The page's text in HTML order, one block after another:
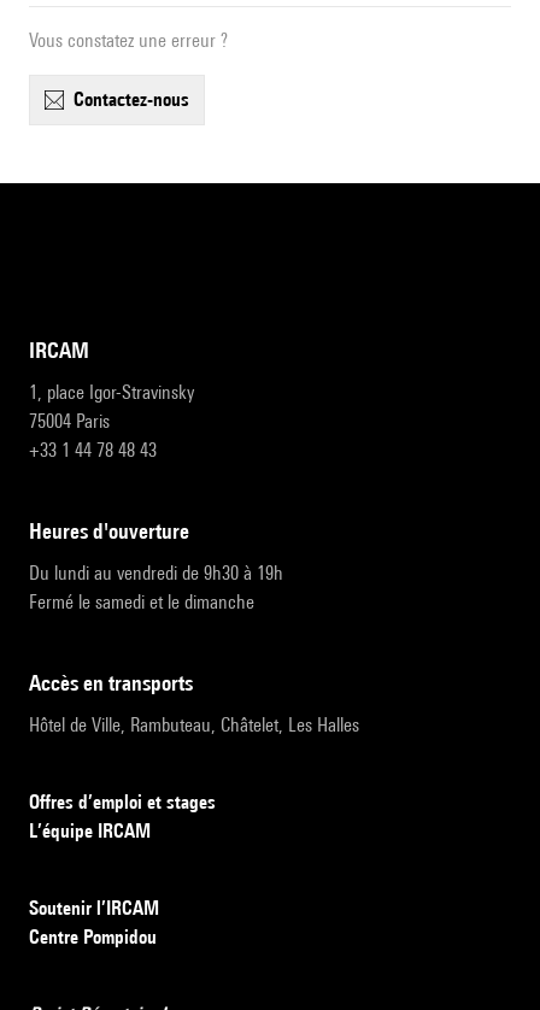
Vous constatez une erreur ?
contactez-nous
IRCAM
1, place Igor-Stravinsky
75004 Paris
+33 1 44 78 48 43
heures d'ouverture
Du lundi au vendredi de 9h30 à 19h
Fermé le samedi et le dimanche
accès en transports
Hôtel de Ville, Rambuteau, Châtelet, Les Halles
Offres d’emploi et stages
L’équipe IRCAM
Soutenir l’IRCAM
Centre Pompidou